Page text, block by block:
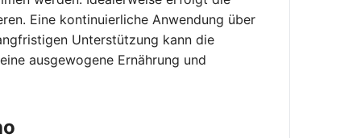
Eine kontinuierliche Anwendung über
Unterstützung kann die
ausgewogene Ernährung und